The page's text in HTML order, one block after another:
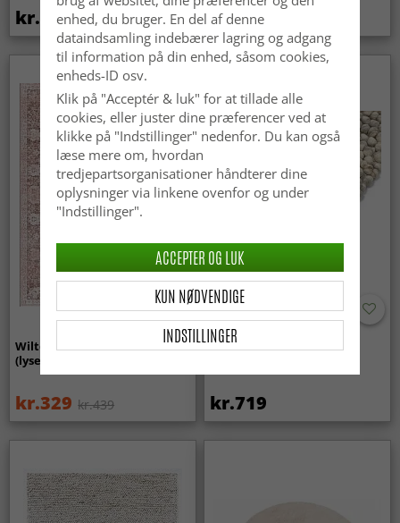
kr.439 kr.369
Wilton-tæppe - Gombalia
(lyserød)
kr.329 kr.439
Uldtæppe - Avafors Wool
kr.719
enhed, du bruger. En del af denne
dataindsamling indebærer lagring og adgang
til information på din enhed, såsom cookies,
enheds-ID osv.
Klik på "Acceptér & luk" for at tillade alle
cookies, eller juster dine præferencer ved at
klikke på "Indstillinger" nedenfor. Du kan også
læse mere om, hvordan
tredjepartsorganisationer håndterer dine
oplysninger via linkene ovenfor og under
"Indstillinger".
INDSTILLINGER
KUN NØDVENDIGE
ACCEPTER OG LUK